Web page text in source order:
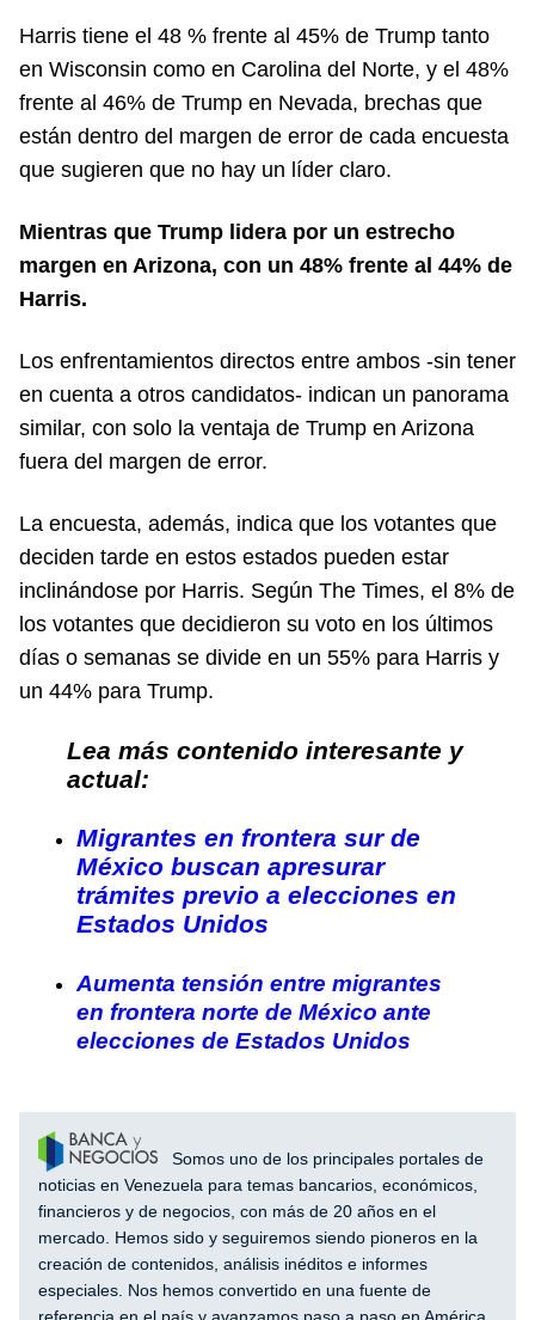
Harris tiene el 48 % frente al 45% de Trump tanto
en Wisconsin como en Carolina del Norte, y el 48%
frente al 46% de Trump en Nevada, brechas que
están dentro del margen de error de cada encuesta
que sugieren que no hay un líder claro.
Mientras que Trump lidera por un estrecho
margen en Arizona, con un 48% frente al 44% de
Harris.
Los enfrentamientos directos entre ambos -sin tener
en cuenta a otros candidatos- indican un panorama
similar, con solo la ventaja de Trump en Arizona
fuera del margen de error.
La encuesta, además, indica que los votantes que
deciden tarde en estos estados pueden estar
inclinándose por Harris. Según The Times, el 8% de
los votantes que decidieron su voto en los últimos
días o semanas se divide en un 55% para Harris y
un 44% para Trump.
Lea más contenido interesante y
actual:
Migrantes en frontera sur de
México buscan apresurar
trámites previo a elecciones en
Estados Unidos
Aumenta tensión entre migrantes
en frontera norte de México ante
elecciones de Estados Unidos
Somos uno de los principales portales de
noticias en Venezuela para temas bancarios, económicos,
financieros y de negocios, con más de 20 años en el
mercado. Hemos sido y seguiremos siendo pioneros en la
creación de contenidos, análisis inéditos e informes
especiales. Nos hemos convertido en una fuente de